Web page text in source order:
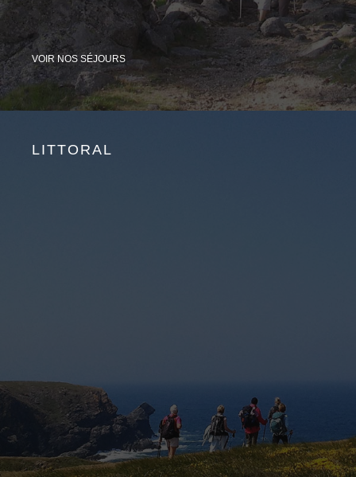
VOIR NOS SÉJOURS
LITTORAL